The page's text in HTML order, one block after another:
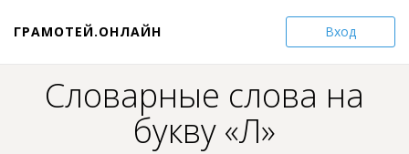
Вход
ГРАМОТЕЙ.ОНЛАЙН
Словарные слова на
букву «Л»